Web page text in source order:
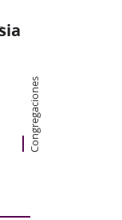
Congregaciones